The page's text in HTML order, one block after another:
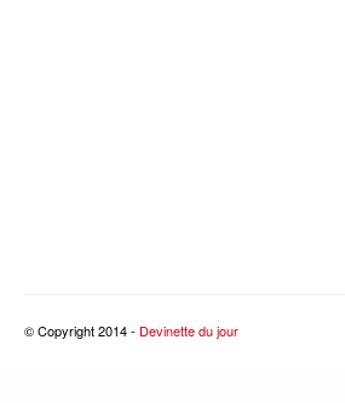
© Copyright 2014 - Devinette du jour